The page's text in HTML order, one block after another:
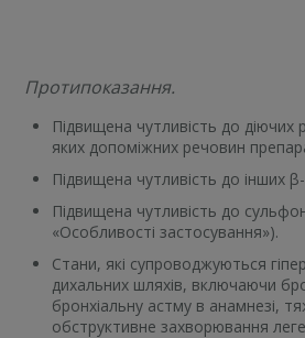
Протипоказання.
Підвищена чутливість до
яких допоміжних речовин
Підвищена чутливість до інших
Підвищена чутливість до
«Особливості застосування»).
Стани, які супроводжуються
дихальних шляхів, включаючи
бронхіальну астму в анамнезі,
обструктивне захворювання